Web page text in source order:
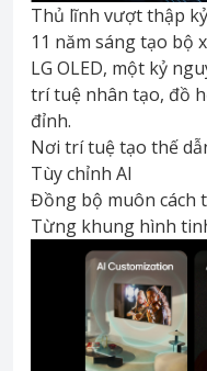
Thủ lĩnh vượt thập
11 năm sáng tạo bộ
LG OLED, một kỷ
trí tuệ nhân tạo, đồ
đỉnh.
Nơi trí tuệ tạo thế
Tùy chỉnh AI
Đồng bộ muôn cách
Từng khung hình